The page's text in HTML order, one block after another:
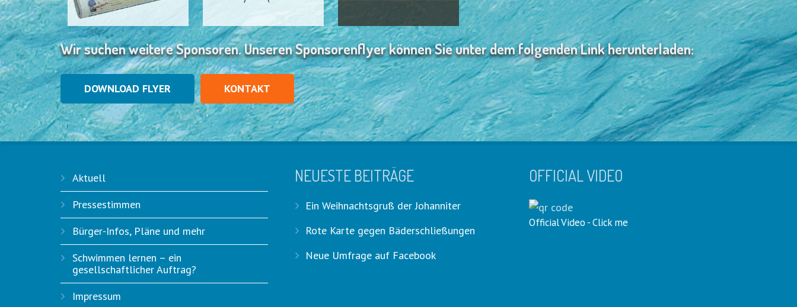
Wir suchen weitere Sponsoren. Unseren Sponsorenflyer können Sie unter dem folgenden Link herunterladen:
DOWNLOAD FLYER KONTAKT
Aktuell
Pressestimmen
Bürger-Infos, Pläne und mehr
Schwimmen lernen – ein
gesellschaftlicher Auftrag?
Impressum
NEUESTE BEITRÄGE
Ein Weihnachtsgruß der Johanniter
Rote Karte gegen Bäderschließungen
Neue Umfrage auf Facebook
OFFICIAL VIDEO
Official Video - Click me